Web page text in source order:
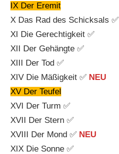
IX Der Eremit
X Das Rad des Schicksals ✅
XI Die Gerechtigkeit ✅
XII Der Gehängte ✅
XIII Der Tod ✅
XIV Die Mäßigkeit ✅ NEU
XV Der Teufel
XVI Der Turm ✅
XVII Der Stern ✅
XVIII Der Mond ✅ NEU
XIX Die Sonne ✅